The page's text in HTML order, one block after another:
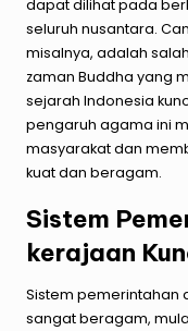
dapat dilihat pada
seluruh nusantara.
misalnya, adalah
zaman Buddha yang
sejarah Indonesia
pengaruh agama ini
masyarakat dan
kuat dan beragam.
Sistem
kerajaan
Sistem pemerintahan
sangat beragam,